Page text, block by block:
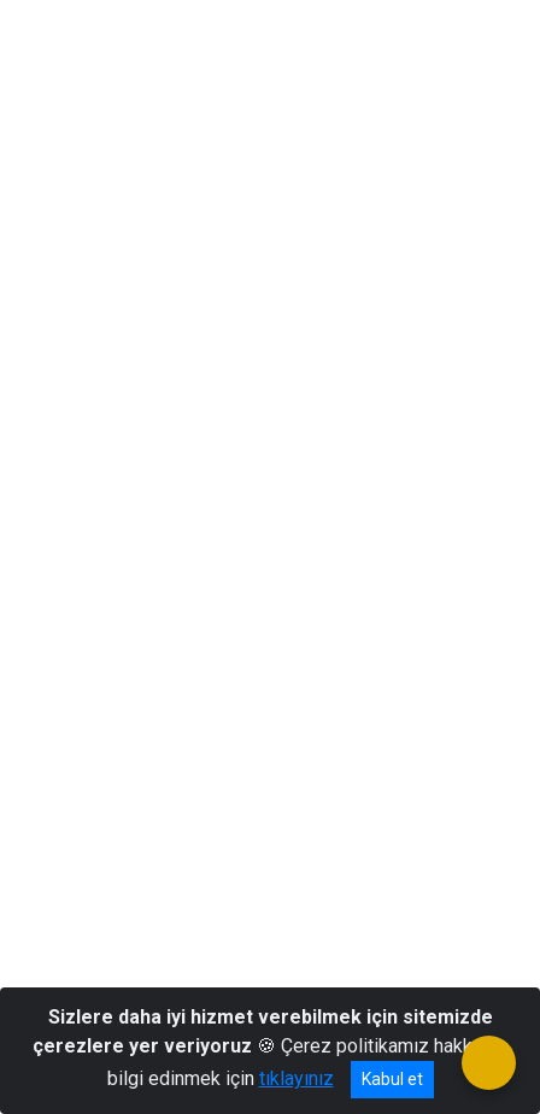
Sizlere daha iyi hizmet verebilmek için sitemizde
çerezlere yer veriyoruz 🍪 Çerez politikamız hakkında
bilgi edinmek için tıklayınız Kabul et